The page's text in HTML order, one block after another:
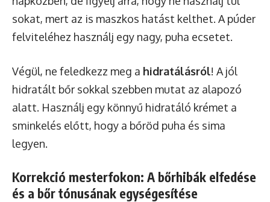
sokat, mert az is maszkos hatást kelthet. A púder
felviteléhez használj egy nagy, puha ecsetet.
Végül, ne feledkezz meg a hidratálásról! A jól
hidratált bőr sokkal szebben mutat az alapozó
alatt. Használj egy könnyű hidratáló krémet a
sminkelés előtt, hogy a bőröd puha és sima
legyen.
Korrekció mesterfokon: A bőrhibák elfedése
és a bőr tónusának egységesítése